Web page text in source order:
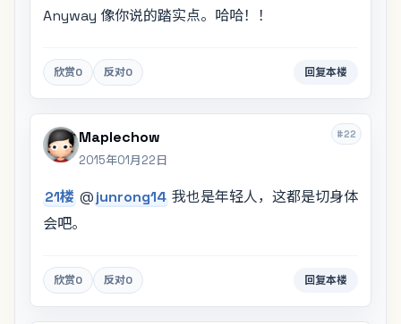
Anyway 像你说的踏实点。哈哈！！
欣赏0 反对0 回复本楼
#22
Maplechow
2015年01月22日
21楼 @junrong14 我也是年轻人，这都是切身体
会吧。
欣赏0 反对0 回复本楼